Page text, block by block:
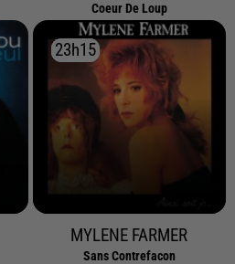
Coeur De Loup
23h15
23h15
MYLENE FARMER
Sans Contrefacon